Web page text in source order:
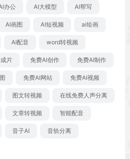
办公 AI大模型 AI帮写
AI画图 AI短视频 ai绘画
AI配音 word转视频
片 免费AI创作 免费AI制作
免费AI网站 免费AI视频
图文转视频 在线免费人声分离
文章转视频 智能配音
音子AI 音轨分离